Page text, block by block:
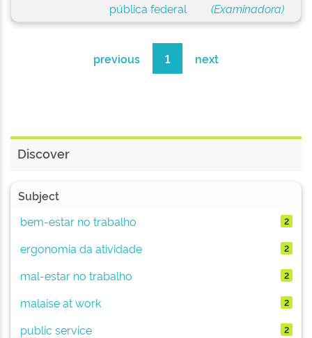
pública federal
(Examinadora)
previous 1 next
Discover
Subject
bem-estar no trabalho
2
ergonomia da atividade 2
mal-estar no trabalho 2
malaise at work 2
public service 2